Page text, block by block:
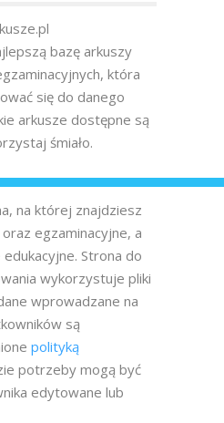
bazę arkuszy
która
się do danego
arkusze dostępne są
śmiało.
na której znajdziesz
egzaminacyjne, a
Strona do
wykorzystuje pliki
wprowadzane na
są
polityką
potrzeby mogą być
edytowane lub